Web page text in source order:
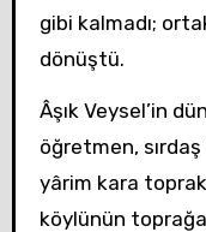
gibi kalmadı;
dönüştü.
Âşık Veysel’in
öğretmen, sırdaş
yârim kara
köylünün toprağa